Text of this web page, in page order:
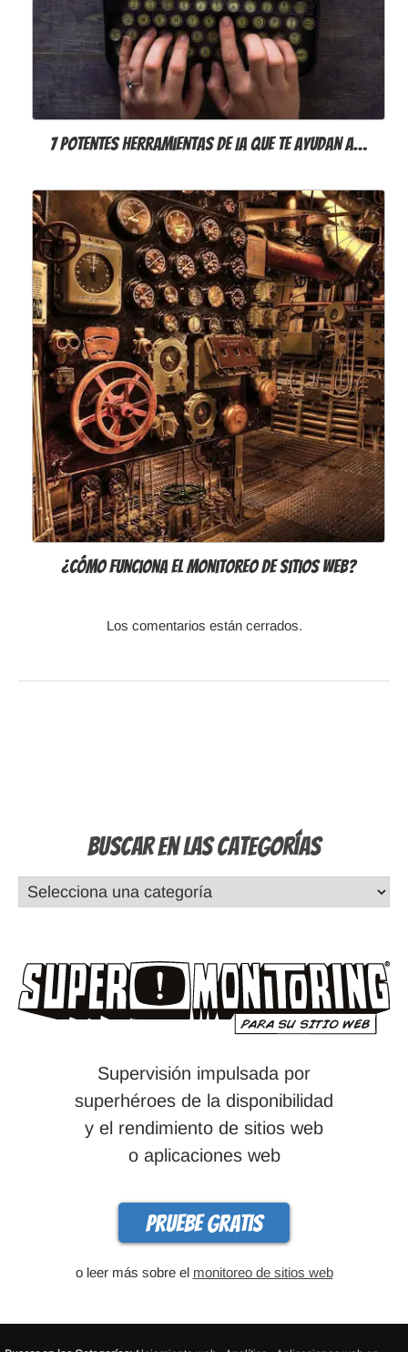
7 potentes herramientas de IA que te ayudan a…
¿Cómo funciona el monitoreo de sitios web?
Los comentarios están cerrados.
Buscar en las Categorías
Supervisión impulsada por
superhéroes de la disponibilidad
y el rendimiento de sitios web
o aplicaciones web
Pruebe gratis
o leer más sobre el monitoreo de sitios web